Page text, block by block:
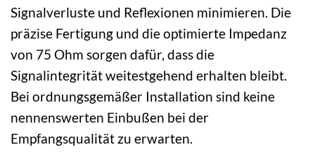
Signalverluste und Reflexionen minimieren. Die
präzise Fertigung und die optimierte Impedanz
von 75 Ohm sorgen dafür, dass die
Signalintegrität weitestgehend erhalten bleibt.
Bei ordnungsgemäßer Installation sind keine
nennenswerten Einbußen bei der
Empfangsqualität zu erwarten.